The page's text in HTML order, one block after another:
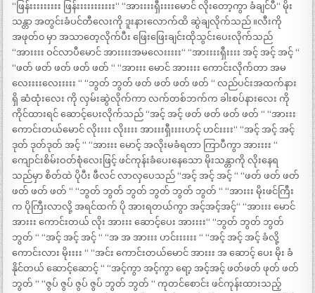
“ဖြန်းးးးးးးးး ဖြန်းးးးးးးးးးး“ “အားးးးရှီးးးးမောင် လိုးတော့ကွာ ခံချင်ပီ“ မိုး
သန္တာ အတွင်းခံပင်တီလေးကို ဒူးနားလောက်ထိ ဆွဲချလိုက်သည် ။လီးကို
အဖုတ်၀ မှာ အသာတေ့လိုက်ပီး ဖြေးဖြေးချင်းထိုသွင်းပေးလိုက်သည်
“အားးးး ဝင်လာပီမောင် အားးးးအမလေးးးးး“ “အားးးးရှီးးးး အင့် အင့် အင့် “
“ဖတ် ဖတ် ဖတ် ဖတ် ဖတ် “ “အားးး မောင် အားးးး ကောင်းလိုက်တာ အမ
လေးးးးလေးးးးး “ “ဘွတ် ဘွတ် ဖတ် ဖတ် ဖတ် ဖတ် “ လည်ပင်းအထက်နား
ရှိ ဆံထုံးလေး ကို လှမ်းဆွဲလိုက်ကာ လက်တစ်ဘက်က ခါးစပ်နားလေး ကို
ကိုင်ထားရင် ဆောင့်ပေးလိုက်သည် “အင့် အင့် ဖတ် ဖတ် ဖတ် ဖတ် “ “အားးး
ကောင်းတယ်မောင် လိုးးးး လိုးးးး အားးးရှီးးးးဟင့် ဟင်းးးး“ “အင့် အင့် အင့်
ဒုတ် ဒုတ်ဒုတ် အင့် “ “အားးး မောင့် အလိုးမခံရတာ ကြာပီကွာ အားးးး “
ကျောင်းစိမ်းဝတ်စုံလေးဖြင့် ဖင်ကုန်းခံပေးနေသော မိုးသန္တာကို လိုးနေရ
သည်မှာ စိတ်ထဲ ပိုပီး ဖီလင် လာလှပေသည် “အင့် အင့် အင့် “ “ဖတ် ဖတ် ဖတ်
ဖတ် ဖတ် ဖတ် “ “ဘွတ် ဘွတ် ဘွတ် ဘွတ် ဘွတ် ဘွတ် “ “အားးး မိုးဖင်ကြီး
က ပိုကြီးလာလို့ အရင်ထက် ပို အားရတယ်ကွာ အင့်အင့်အင့်“ “အားးး မောင်
အားးး ကောင်းတယ် လိုး အားးး ဆောင့်ပေး အားးးး“ “ဘွတ် ဘွတ် ဘွတ်
ဘွတ် “ “အင့် အင့် အင့် “ “အ အ အားးး ဟင်းးးးးး “ “အင့် အင့် အင့် ခံလို့
ကောင်းလား မိုးးးး “ “အင်း ကောင်းတယ်မောင် အားးး အ ဆောင့် ပေး မိုး ခံ
နိုင်တယ် ဆောင့်ဆောင့် “ “အင့်ကွာ အင့်ကွာ ရော့ အင့်အင့် ဖတ်ဖတ် ဖုတ် ဖတ်
ဘွတ် “ “ဇွပ် ဇွပ် ဇွပ် ဇွပ် ဘွတ် ဘွတ် “ ကုတင်စောင်း ဖင်ကုန်းထားသည့်